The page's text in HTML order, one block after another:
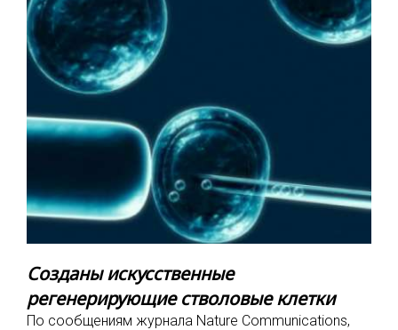
Созданы искусственные
регенерирующие стволовые клетки
По сообщениям журнала Nature Communications,